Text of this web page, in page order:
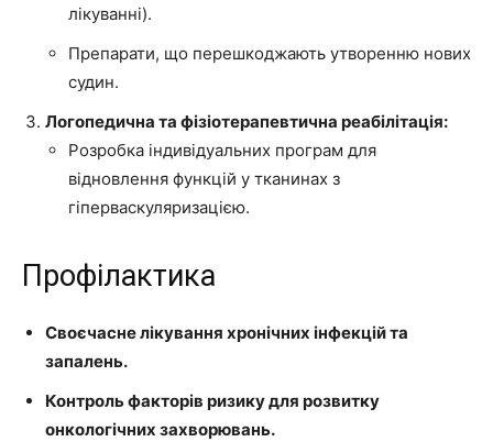
лікуванні).
Препарати, що перешкоджають утворенню нових
судин.
Логопедична та фізіотерапевтична реабілітація:
Розробка індивідуальних програм для
відновлення функцій у тканинах з
гіперваскуляризацією.
Профілактика
Своєчасне лікування хронічних інфекцій та
запалень.
Контроль факторів ризику для розвитку
онкологічних захворювань.